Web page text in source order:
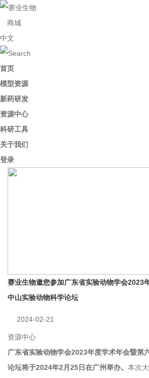
商城
中文
首页
模型资源
新药研发
资源中心
科研工具
关于我们
登录
赛业生物邀您参加广东省实验动物学会2023
中山实验动物科学论坛
2024-02-21
资源中心
广东省实验动物学会2023年度学术年会暨第
论坛将于2024年2月25日在广州举办。 本次